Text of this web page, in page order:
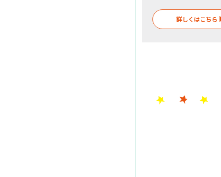
詳しくはこちら